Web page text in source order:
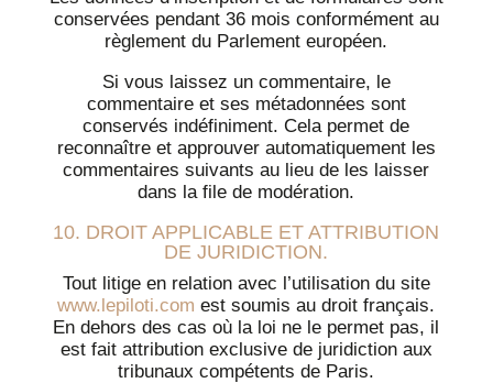
conservées pendant 36 mois conformément au
règlement du Parlement européen.
Si vous laissez un commentaire, le
commentaire et ses métadonnées sont
conservés indéfiniment. Cela permet de
reconnaître et approuver automatiquement les
commentaires suivants au lieu de les laisser
dans la file de modération.
10. DROIT APPLICABLE ET ATTRIBUTION
DE JURIDICTION.
Tout litige en relation avec l’utilisation du site
www.lepiloti.com est soumis au droit français.
En dehors des cas où la loi ne le permet pas, il
est fait attribution exclusive de juridiction aux
tribunaux compétents de Paris.